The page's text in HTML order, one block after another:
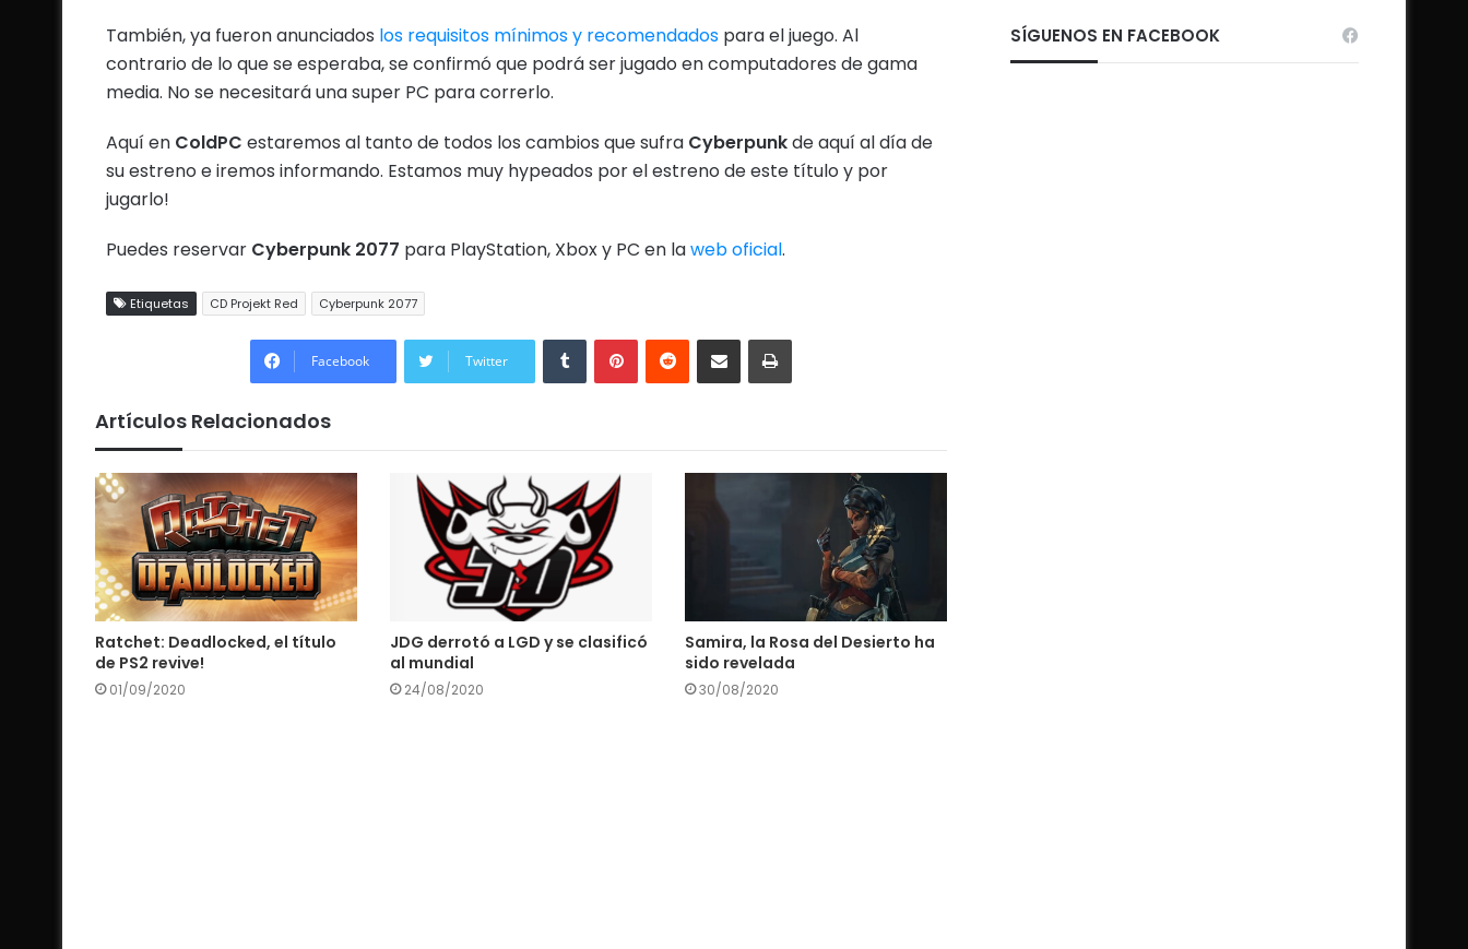
También, ya fueron anunciados los requisitos mínimos y recomendados para el juego. Al
contrario de lo que se esperaba, se confirmó que podrá ser jugado en computadores de gama
media. No se necesitará una super PC para correrlo.
Aquí en ColdPC estaremos al tanto de todos los cambios que sufra Cyberpunkde aquí al día de
su estreno e iremos informando. Estamos muy hypeados por el estreno de este título y por
jugarlo!
Puedes reservar Cyberpunk 2077 para PlayStation, Xbox y PC en laweb oficial.
Etiquetas CD Projekt Red Cyberpunk 2077
Facebook Twitter
TumblrPinterestReddit Compartir por correo electrónicoImprimir
Artículos Relacionados
Ratchet: Deadlocked, el título
de PS2 revive!
01/09/2020
JDG derrotó a LGD y se clasificó
al mundial
24/08/2020
Samira, la Rosa del Desierto ha
sido revelada
30/08/2020
SÍGUENOS EN FACEBOOK